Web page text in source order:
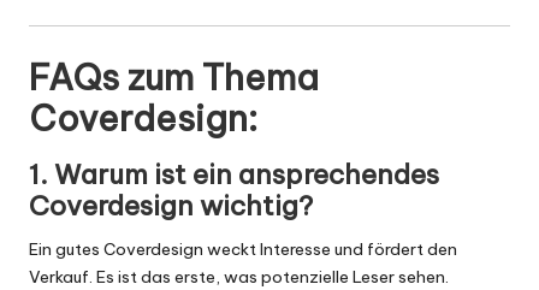
FAQs zum Thema
Coverdesign:
1. Warum ist ein ansprechendes
Coverdesign wichtig?
Ein gutes Coverdesign weckt Interesse und fördert den
Verkauf. Es ist das erste, was potenzielle Leser sehen.